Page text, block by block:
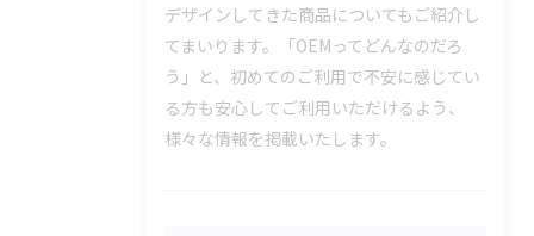
デザインしてきた商品についてもご紹介し
てまいります。「OEMってどんなのだろ
う」と、初めてのご利用で不安に感じてい
る方も安心してご利用いただけるよう、
様々な情報を掲載いたします。